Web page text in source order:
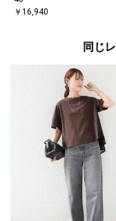
￥16,940
同じ